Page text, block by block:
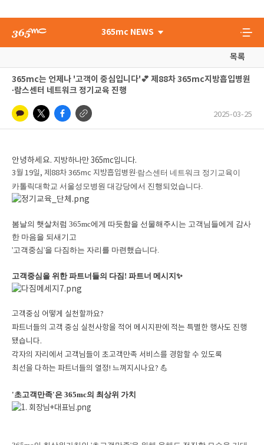
365mc NEWS
목록
365mc는 언제나 '고객이 중심입니다'💕 제88차 365mc지방흡입병원
∙람스센터 네트워크 정기교육 진행
2025-03-25
안녕하세요. 지방하나만 365mc입니다.
3월 19일, 제88차 365mc 지방흡입병원∙람스센터 네트워크 정기교육이
카톨릭대학교 서울성모병원 대강당에서 진행되었습니다.
봄날의 햇살처럼 365mc에게 따듯함을 선물해주시는 고객님들에게 감사
한 마음을 되새기고
'고객중심'을 다짐하는 자리를 마련했습니다.
고객중심을 위한 파트너들의 다짐! 파트너 메시지 ✨
고객중심 어떻게 실천할까요?
파트너들의 고객 중심 실천사항을 적어 메시지판에 적는 특별한 행사도 진행
됐습니다.
각자의 자리에서 고객님들이 초고객만족 서비스를 경함할 수 있도록
최선을 다하는 파트너들의 열정! 느껴지시나요? 💪
'초고객만족'은 365mc의 최상위 가치